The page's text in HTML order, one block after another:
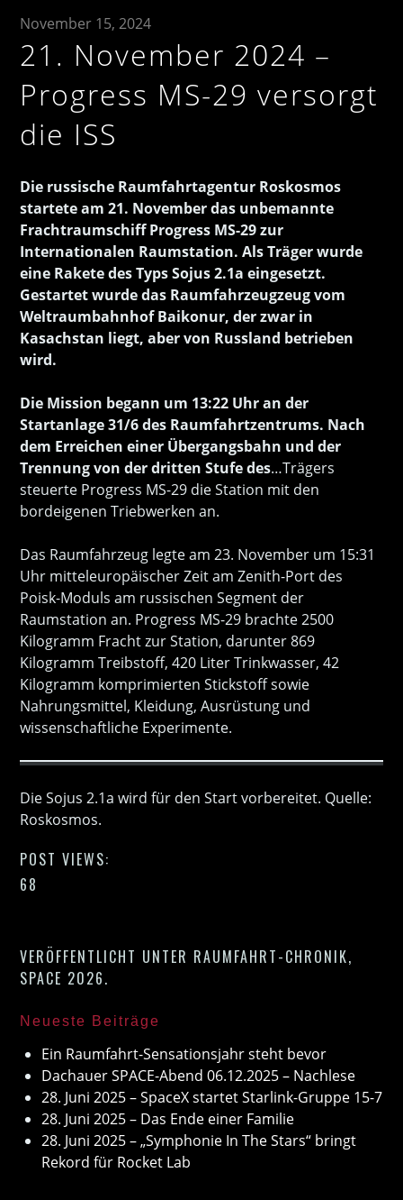
November 15, 2024
21. November 2024 –
Progress MS-29 versorgt
die ISS
Die russische Raumfahrtagentur Roskosmos
startete am 21. November das unbemannte
Frachtraumschiff Progress MS-29 zur
Internationalen Raumstation. Als Träger wurde
eine Rakete des Typs Sojus 2.1a eingesetzt.
Gestartet wurde das Raumfahrzeugzeug vom
Weltraumbahnhof Baikonur, der zwar in
Kasachstan liegt, aber von Russland betrieben
wird.
Die Mission begann um 13:22 Uhr an der
Startanlage 31/6 des Raumfahrtzentrums. Nach
dem Erreichen einer Übergangsbahn und der
Trennung von der dritten Stufe des…Trägers
steuerte Progress MS-29 die Station mit den
bordeigenen Triebwerken an.
Das Raumfahrzeug legte am 23. November um 15:31
Uhr mitteleuropäischer Zeit am Zenith-Port des
Poisk-Moduls am russischen Segment der
Raumstation an. Progress MS-29 brachte 2500
Kilogramm Fracht zur Station, darunter 869
Kilogramm Treibstoff, 420 Liter Trinkwasser, 42
Kilogramm komprimierten Stickstoff sowie
Nahrungsmittel, Kleidung, Ausrüstung und
wissenschaftliche Experimente.
Die Sojus 2.1a wird für den Start vorbereitet. Quelle:
Roskosmos.
POST VIEWS:
68
VERÖFFENTLICHT UNTER RAUMFAHRT-CHRONIK,
SPACE 2026.
Neueste Beiträge
Ein Raumfahrt-Sensationsjahr steht bevor
Dachauer SPACE-Abend 06.12.2025 – Nachlese
28. Juni 2025 – SpaceX startet Starlink-Gruppe 15-7
28. Juni 2025 – Das Ende einer Familie
28. Juni 2025 – „Symphonie In The Stars“ bringt
Rekord für Rocket Lab